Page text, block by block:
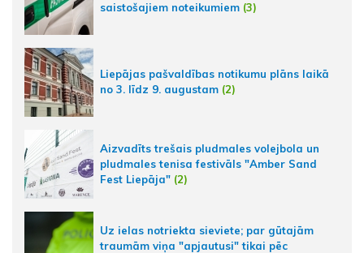
saistošajiem noteikumiem (3)
Liepājas pašvaldības notikumu plāns laikā
no 3. līdz 9. augustam (2)
Aizvadīts trešais pludmales volejbola un
pludmales tenisa festivāls "Amber Sand
Fest Liepāja" (2)
Uz ielas notriekta sieviete; par gūtajām
traumām viņa "apjautusi" tikai pēc